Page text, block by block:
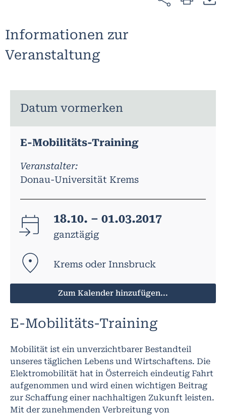
Informationen zur
Veranstaltung
Datum vormerken
E-Mobilitäts-Training
Veranstalter:
Donau-Universität Krems
18.10. – 01.03.2017
ganztägig
Krems oder Innsbruck
Zum Kalender hinzufügen...
E-Mobilitäts-Training
Mobilität ist ein unverzichtbarer Bestandteil
unseres täglichen Lebens und Wirtschaftens. Die
Elektromobilität hat in Österreich eindeutig Fahrt
aufgenommen und wird einen wichtigen Beitrag
zur Schaffung einer nachhaltigen Zukunft leisten.
Mit der zunehmenden Verbreitung von